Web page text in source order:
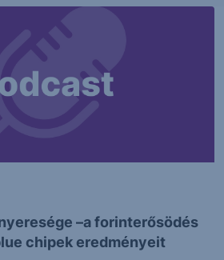
–a forinterősödés
chipek eredményeit